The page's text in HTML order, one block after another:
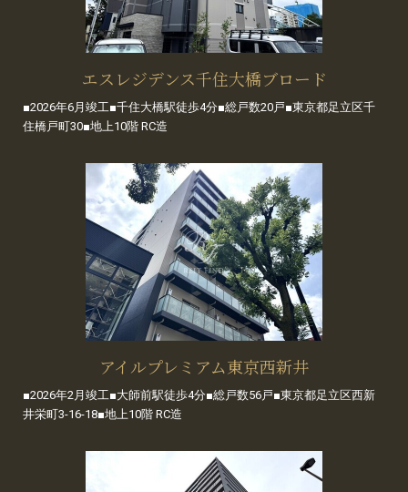
エスレジデンス千住大橋ブロード
■2026年6月竣工■千住大橋駅徒歩4分■総戸数20戸■東京都足立区千
住橋戸町30■地上10階 RC造
アイルプレミアム東京西新井
■2026年2月竣工■大師前駅徒歩4分■総戸数56戸■東京都足立区西新
井栄町3-16-18■地上10階 RC造